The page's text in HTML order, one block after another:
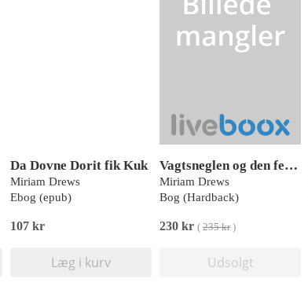
Da Dovne Dorit fik Kuk
Miriam Drews
Ebog (epub)
107 kr
Læg i kurv
Vagtsneglen og den fede frø
Miriam Drews
Bog (Hardback)
230 kr ( 235 kr)
Udsolgt